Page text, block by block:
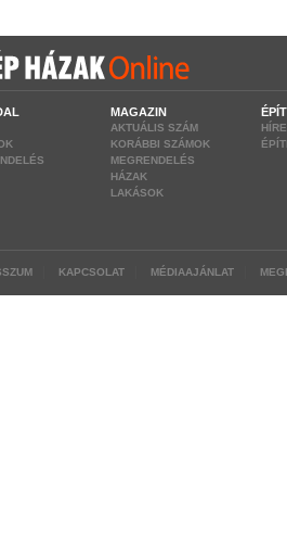
MAGAZIN
AKTUÁLIS SZÁM
KORÁBBI SZÁMOK
MEGRENDELÉS
HÁZAK
LAKÁSOK
KAPCSOLAT MÉDIAAJÁNLAT